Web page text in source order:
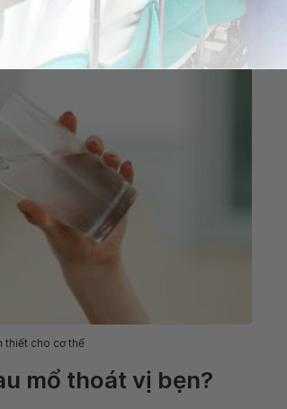
thiết cho cơ thể
mổ thoát vị bẹn?